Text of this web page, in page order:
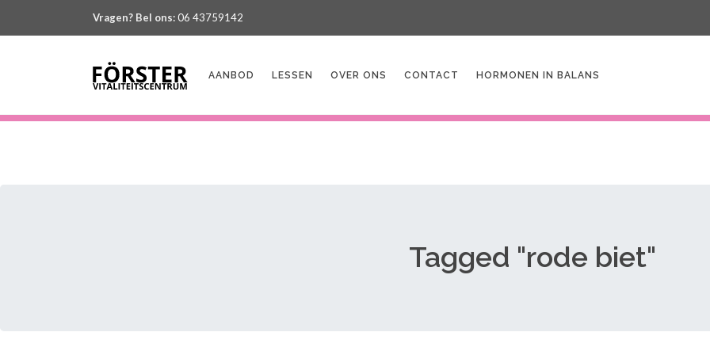
Vragen? Bel ons:06 43759142
AANBOD LESSEN OVER ONS CONTACT HORMONEN IN BALANS
Tagged "rode biet"